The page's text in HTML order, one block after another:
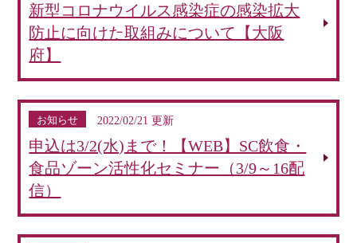
新型コロナウイルス感染症の感染拡大
防止に向けた取組みについて【大阪
府】
お知らせ 2022/02/21 更新
申込は3/2(水)まで！【WEB】SC飲食・
食品ゾーン活性化セミナー（3/9～16配
信）